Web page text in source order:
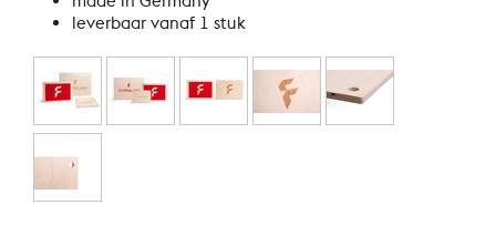
leverbaar vanaf 1 stuk